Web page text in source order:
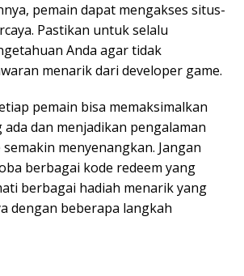
pemain dapat mengakses situs-
Pastikan untuk selalu
Anda agar tidak
menarik dari developer game.
pemain bisa memaksimalkan
dan menjadikan pengalaman
menyenangkan. Jangan
berbagai kode redeem yang
berbagai hadiah menarik yang
dengan beberapa langkah